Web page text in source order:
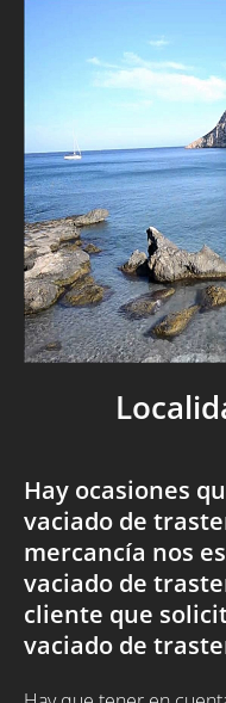
Hay ocasiones
vaciado de
mercancía nos
vaciado de
cliente que
vaciado de